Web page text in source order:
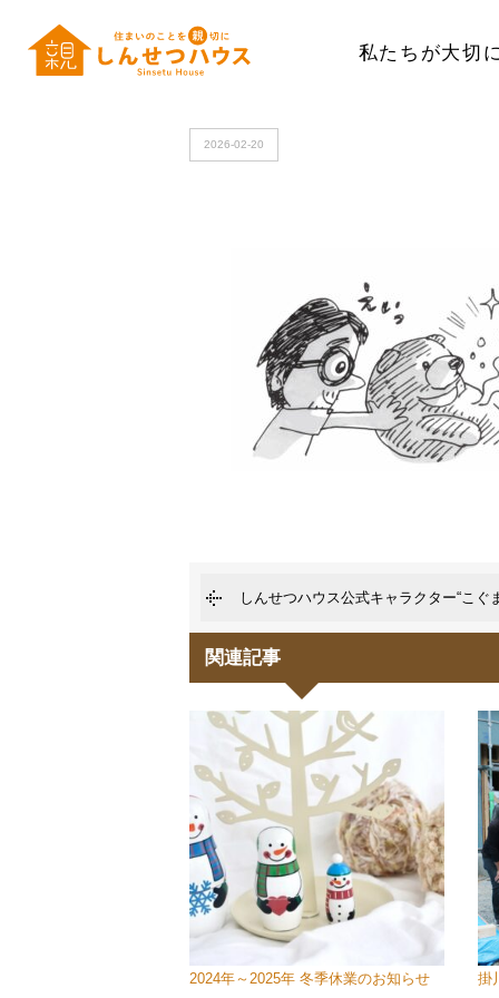
私たちが大切
HOME >5
2026-02-20
しんせつハウス公式キャラクター“こぐ
関連記事
2024年～2025年 冬季休業のお知らせ
掛